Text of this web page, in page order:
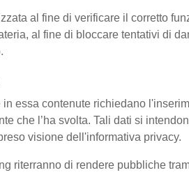
al fine di verificare il corretto
al fine di bloccare tentativi di
essa contenute richiedano
che l’ha svolta. Tali dati si
visione dell'informativa privacy.
riterranno di rendere pubbliche